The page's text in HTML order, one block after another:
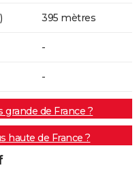
395 mètres
-
-
grande de France ?
haute de France ?